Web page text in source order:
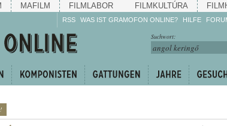
MAFILM FILMLABOR FILMKULTÚRA
RSS WAS IST GRAMOFON ONLINE? HILFE
Machen Sie mit!
Reden Sie mit!
weiter!
Suchwort: